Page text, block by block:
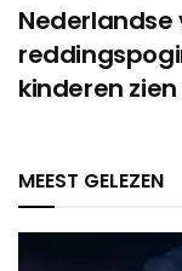
kinderen
MEEST GELEZEN